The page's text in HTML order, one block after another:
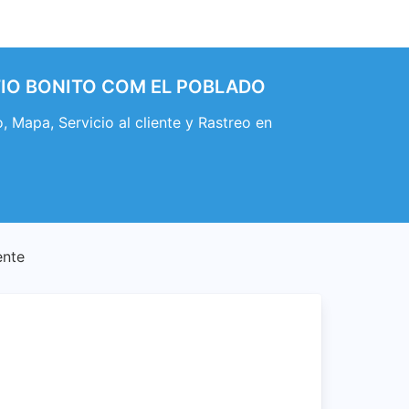
BONITO COM EL POBLADO
Mapa, Servicio al cliente y Rastreo en